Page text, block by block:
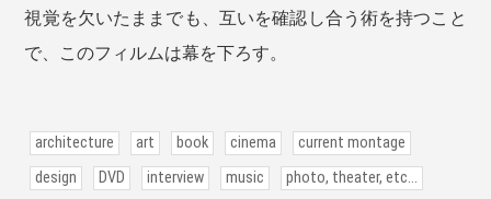
視覚を欠いたままでも、互いを確認し合う術を持つこと
で、このフィルムは幕を下ろす。
architecture art book cinema
current montage
design
DVD interview music
photo, theater, etc...